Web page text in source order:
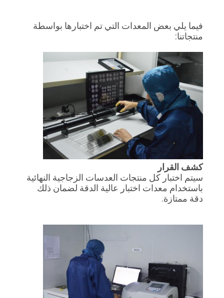
اطلب
اقتباس
خريطة
الموقع
PRIVACY
POLICY
فيما يلي بعض المعدات التي تم اختبارها بواسطة
منتجاتنا:
كشف القرار
سيتم اختبار كل منتجات العدسات الزجاجية النهائية
باستخدام معدات اختبار عالية الدقة لضمان ذلك
دقة ممتازة.